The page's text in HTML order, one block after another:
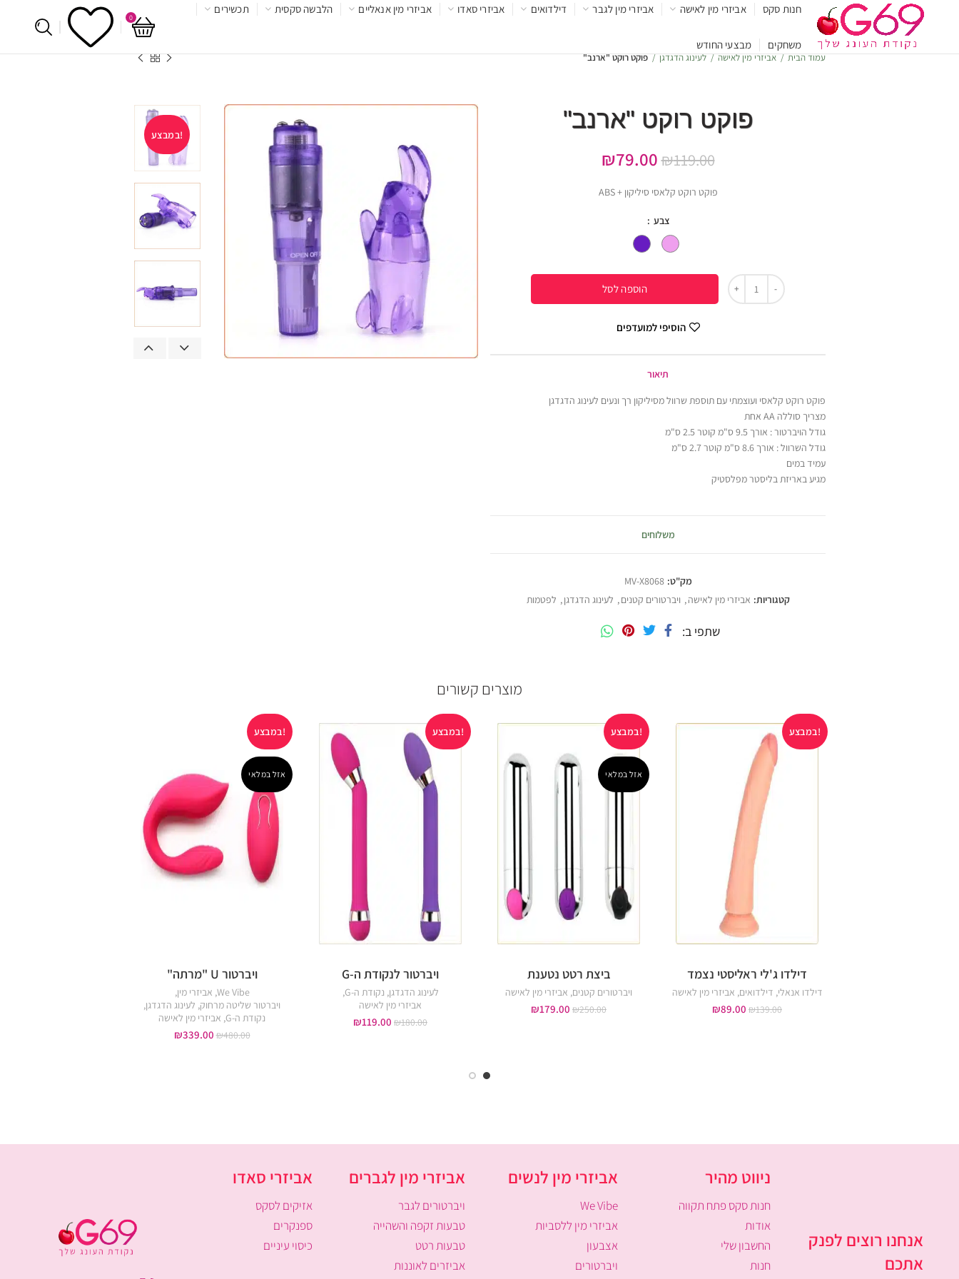
חנות סקס אביזרי מין לאישה אביזרי מין לגבר דילדואים אביזרי סאדו אביזרי מין אנאליים הלבשה סקסית תכשירים
משחקים מבצעי החודש
0
עמוד הבית אביזרי מין לאישה לעינוג הדגדגן פוקט רוקט "ארנב"
במבצע!
פוקט רוקט "ארנב"
₪119.00
₪79.00
פוקט רוקט קלאסי סיליקון + ABS
צבע
הוספה לסל
הוסיפי למועדפים
תיאור
פוקט רוקט קלאסי ועוצמתי עם תוספת שרוול מסיליקון רך ונעים לעינוג הדגדגן
מצריך סוללה AA אחת
גודל הויברטור : אורך 9.5 ס"מ קוטר 2.5 ס"מ
גודל השרוול : אורך 8.6 ס"מ קוטר 2.7 ס"מ
עמיד במים
מגיע באריזת בליסטר מפלסטיק
משלוחים
מק"ט: MV-X8068
קטגוריות: אביזרי מין לאישה, ויברטורים קטנים, לעינוג הדגדגן, לפטמות
שתפי ב
מוצרים קשורים
במבצע!
דילדו ג'לי ראליסטי נצמד
דילדו אנאלי, דילדואים, אביזרי מין לאישה
₪139.00
₪89.00
במבצע!
אזל במלאי
ביצת רטט נטענת
ויברטורים קטנים, אביזרי מין לאישה
₪250.00
₪179.00
במבצע!
ויברטור לנקודת ה-G
לעינוג הדגדגן, נקודת ה-G ,
אביזרי מין לאישה
₪180.00
₪119.00
במבצע!
אזל במלאי
ויברטור U "מרתה"
We Vibe
, אביזרי מין,
ויברטור שליטה מרחוק, לעינוג הדגדגן,
נקודת ה-G , אביזרי מין לאישה
₪480.00
₪339.00
אנחנו רוצים לפנק
אתכם
ניווט מהיר
חנות סקס פתח תקווה
אודות
החשבון שלי
חנות
אביזרי מין לנשים
We Vibe
אביזרי מין ללסביות
אצבעון
ויברטורים
אביזרי מין לגברים
ויברטורים לגבר
טבעות זקפה והשהייה
טבעות רטט
אביזרים לאוננות
אביזרי סאדו
אזיקים לסקס
ספנקרים
כיסוי עיניים